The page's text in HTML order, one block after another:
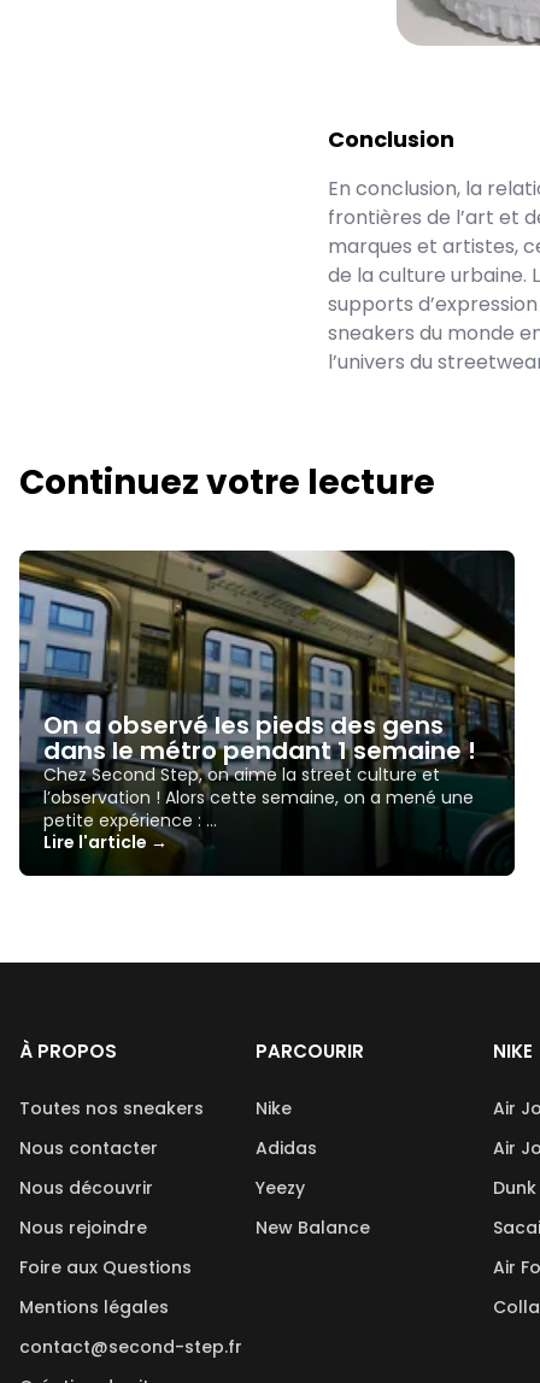
Conclusion
En conclusion, la
frontières de l’art et
marques et artistes,
de la culture urbaine.
supports
sneakers du monde
l’univers du
Continuez votre lecture
On a observé les pieds des gens
dans le métro pendant 1 semaine !
Chez Second Step, on aime la street culture et
l’observation ! Alors cette semaine, on a mené une
petite expérience : …
Lire l'article →
À PROPOS
Toutes nos sneakers
Nous contacter
Nous découvrir
Nous rejoindre
Foire aux Questions
Mentions légales
contact@second-step.fr
PARCOURIR
Nike
Adidas
Yeezy
New Balance
NIKE
Air
Air
Dunk
Sacai
Air